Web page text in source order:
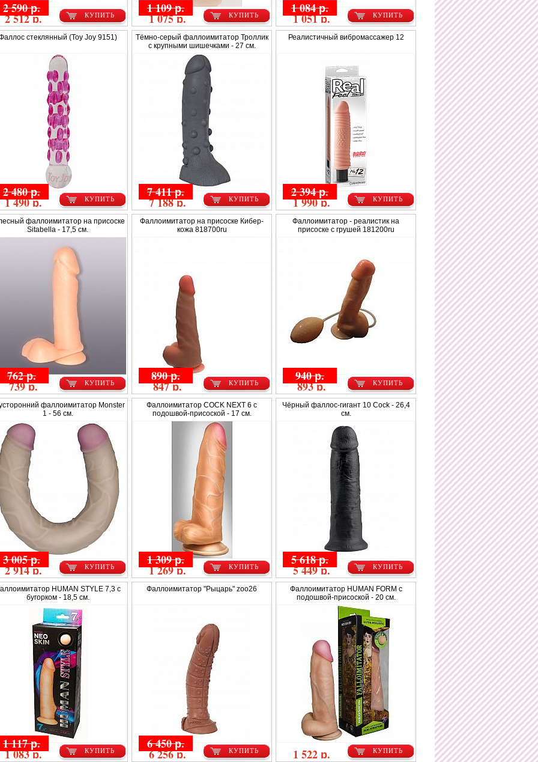
КУПИТЬ
2 590 р.
2 512 р. КУПИТЬ
1 109 р.
1 075 р. КУПИТЬ
1 084 р.
1 051 р.
стеклянный (Toy Joy 9151)
КУПИТЬ
2 480 р.
1 490 р.
Тёмно-серый фаллоимитатор Троллик
с крупными шишечками - 27 см.
КУПИТЬ
7 411 р.
7 188 р.
Реалистичный вибромассажер 12
КУПИТЬ
2 394 р.
1 990 р.
фаллоимитатор на присоске
Sitabella - 17,5 см.
КУПИТЬ
762 р.
739 р.
Фаллоимитатор на присоске Кибер-
кожа 818700ru
КУПИТЬ
890 р.
847 р.
Фаллоимитатор - реалистик на
присоске с грушей 181200ru
КУПИТЬ
940 р.
893 р.
фаллоимитатор Monster
1 - 56 см.
КУПИТЬ
3 005 р.
2 914 р.
Фаллоимитатор COCK NEXT 6 с
подошвой-присоской - 17 см.
КУПИТЬ
1 309 р.
1 269 р.
Чёрный фаллос-гигант 10 Cock - 26,4
см.
КУПИТЬ
5 618 р.
5 449 р.
HUMAN STYLE 7,3 с
бугорком - 18,5 см.
КУПИТЬ
1 117 р.
1 083 р.
Фаллоимитатор "Рыцарь" zoo26
КУПИТЬ
6 450 р.
6 256 р.
Фаллоимитатор HUMAN FORM с
подошвой-присоской - 20 см.
КУПИТЬ
1 522 р.